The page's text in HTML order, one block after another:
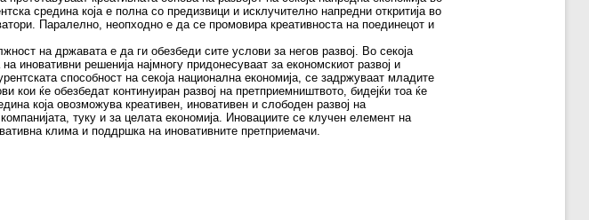
средина која е полна со предизвици и исклучително напредни откритија во
Паралелно, неопходно е да се промовира креативноста на поединецот и
на државата е да ги обезбеди сите услови за негов развој. Во секоја
иновативни решенија најмногу придонесуваат за економскиот развој и
способност на секоја национална економија, се задржуваат младите
ќе обезбедат континуиран развој на претприемништвото, бидејќи тоа ќе
која овозможува креативен, иновативен и слободен развој на
туку и за целата економија. Иновациите се клучен елемент на
клима и поддршка на иновативните претприемачи.